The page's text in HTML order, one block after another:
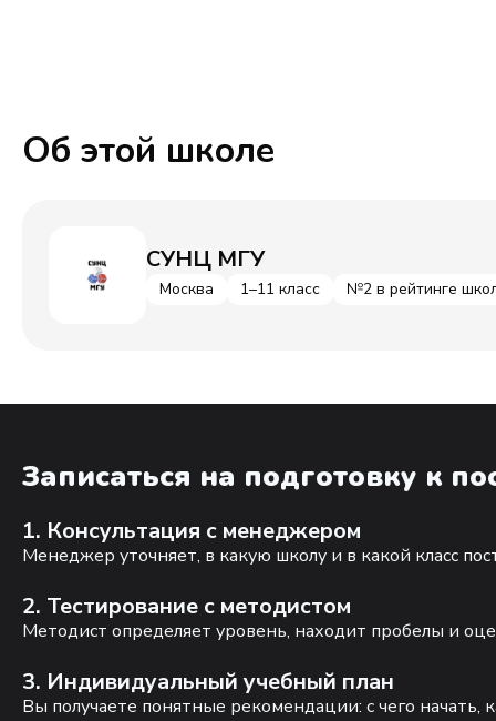
Об этой школе
СУНЦ МГУ
Москва 1–11 класс №2 в рейтинге
Записаться на подготовку к
1. Консультация с менеджером
Менеджер уточняет, в какую школу и в какой класс
2. Тестирование с методистом
Методист определяет уровень, находит пробелы и
3. Индивидуальный учебный план
Вы получаете понятные рекомендации: с чего начать,